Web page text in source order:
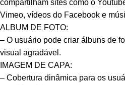
compartilham sites como o
Vimeo, vídeos do Facebook e
ALBUM DE FOTO:
– O usuário pode criar álbuns de
visual agradável.
IMAGEM DE CAPA:
– Cobertura dinâmica para os